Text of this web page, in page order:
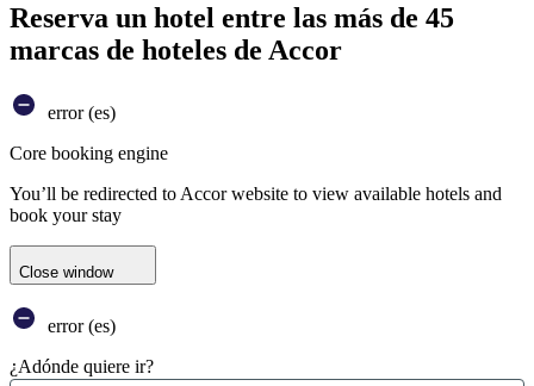
Reserva un hotel entre las más de 45
marcas de hoteles de Accor
error (es)
Core booking engine
You’ll be redirected to Accor website to view available hotels and
book your stay
Close window
error (es)
¿Adónde quiere ir?